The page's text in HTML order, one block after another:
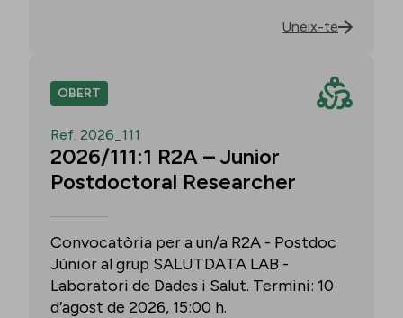
Uneix-te
OBERT
Ref. 2026_111
2026/111:1 R2A – Junior
Postdoctoral Researcher
Convocatòria per a un/a R2A - Postdoc
Júnior al grup SALUTDATA LAB -
Laboratori de Dades i Salut. Termini: 10
d’agost de 2026, 15:00 h.